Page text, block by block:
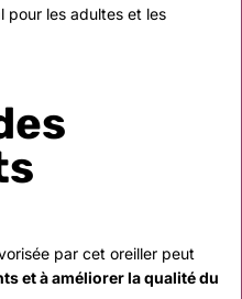
pour les adultes et les
par cet oreiller peut
et à améliorer la qualité du